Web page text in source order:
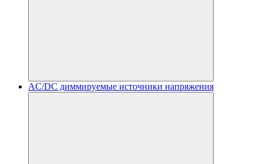
AC/DC диммируемые источники напряжения